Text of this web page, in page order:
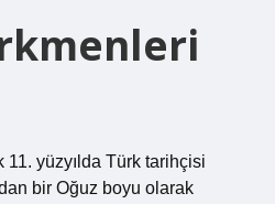
yüzyılda Türk tarihçisi
bir Oğuz boyu olarak